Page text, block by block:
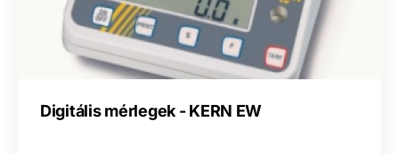
Digitális mérlegek - KERN EW